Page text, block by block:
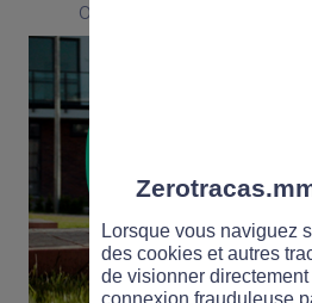
09 JUILLET 2021
Lorsque vous naviguez
des cookies et autres
de visionner
connexion frauduleuse